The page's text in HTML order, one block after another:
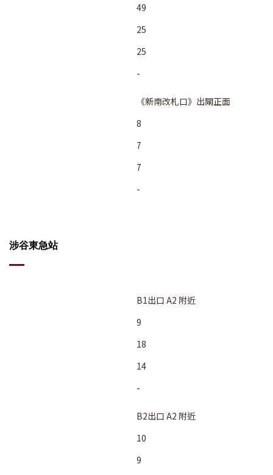
49
25
25
-
《新南改札口》出閘正面
8
7
7
-
涉谷東急站
B1出口 A2 附近
9
18
14
-
B2出口 A2 附近
10
9